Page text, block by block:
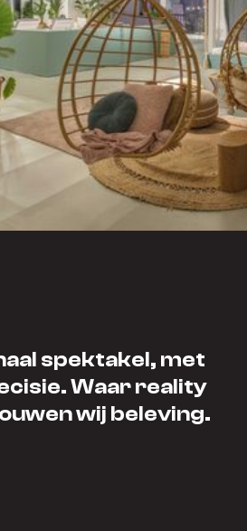
spektakel, met
Waar reality
wij beleving.